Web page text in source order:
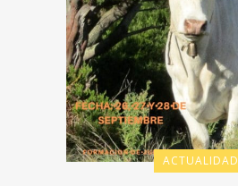
ACTUALIDAD